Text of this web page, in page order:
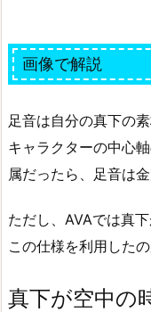
画像で解説
足音は自分の真下の
キャラクターの中心
属だったら、足音は
ただし、AVAでは真
この仕様を利用した
真下が空中の